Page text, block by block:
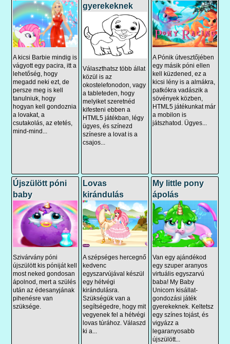
A kicsi Barbie mindig is
vágyott egy pacira, itt a
lehetőség, hogy
megadd neki ezt, de
persze meg is kell
tanulniuk, hogy
hogyan kell gondoznia
a lovakat, a
csutakolás, az etetés,
mind-mind...
gyerekeknek
Választhatsz több állat
közül is az
okostelefonodon, vagy
a tableteden, hogy
melyiket szeretnéd
kifesteni ebben a
HTML5 játékban, légy
ügyes, és színezd
színesre a lovat is a
csajos...
A Pónik útvesztőjében
egy másik póni ellen
kell küzdened, ez a
kicsi lény is a almákra,
patkókra vadászik a
sövények közben,
HTML5 játékunkat már
a mobilon is
játszhatod. Ügyes...
Újszülött póni
baby
Szivárvány póni
újszülött kis póniját kell
most neked gondosan
ápolnod, mert a szülés
után az édesanyjának
pihenésre van
szüksége.
Lovas
kirándulás
A szépséges hercegnő
kedvenc
egyszarvújával készül
egy hétvégi
kirándulásra.
Szükségük van a
segítségedre, hogy mit
vegyenek fel a hétvégi
lovas túrához. Válaszd
ki a...
My little pony
ápolás
Van egy ajándékod
egy szuper aranyos
virtuális egyszarvú
baba! My Baby
Unicorn kisállat-
gondozási játék
gyerekeknek. Keltetsz
egy színes tojást, és
vigyázz a
legaranyosabb
újszülött...